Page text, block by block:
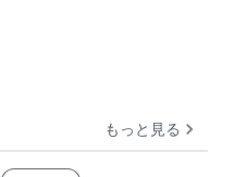
もっと見る